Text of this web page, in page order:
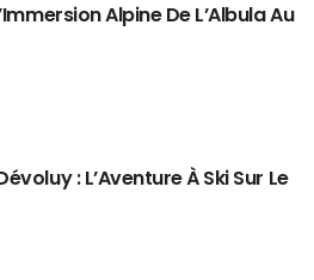
Alpine De L’Albula Au
: L’Aventure À Ski Sur Le